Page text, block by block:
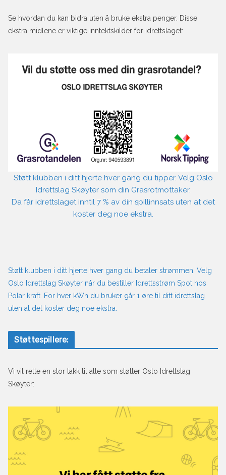
Se hvordan du kan bidra uten å bruke ekstra penger. Disse
ekstra midlene er viktige inntektskilder for idrettslaget:
Støtt klubben i ditt hjerte hver gang du tipper. Velg Oslo
Idrettslag Skøyter som din Grasrotmottaker.
Da får idrettslaget inntil 7 % av din spillinnsats uten at det
koster deg noe ekstra.
Støtt klubben i ditt hjerte hver gang du betaler strømmen. Velg
Oslo Idrettslag Skøyter når du bestiller Idrettsstrøm Spot hos
Polar kraft. For hver kWh du bruker går 1 øre til ditt idrettslag
uten at det koster deg noe ekstra.
Støttespillere:
Vi vil rette en stor takk til alle som støtter Oslo Idrettslag
Skøyter: